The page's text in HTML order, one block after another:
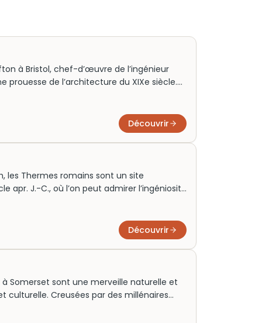
à Bristol, chef-d’œuvre de l’ingénieur
prouesse de l’architecture du XIXe siècle.
ses vues panoramiques. Une visite
son histoire fascinante. Lors de votre
billets à l’avance pour profiter pleinement
Découvrir
les Thermes romains sont un site
apr. J.-C., où l’on peut admirer l’ingéniosité
du lieu. Les visiteurs peuvent explorer
ou suivre un audio guide adapté aux
Découvrir
Somerset sont une merveille naturelle et
culturelle. Creusées par des millénaires